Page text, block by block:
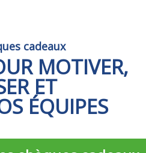
cadeaux
MOTIVER,
ET
ÉQUIPES